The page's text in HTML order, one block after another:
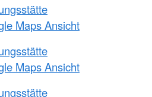
Maps Ansicht
Maps Ansicht